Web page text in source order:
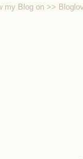
my Blog on >>